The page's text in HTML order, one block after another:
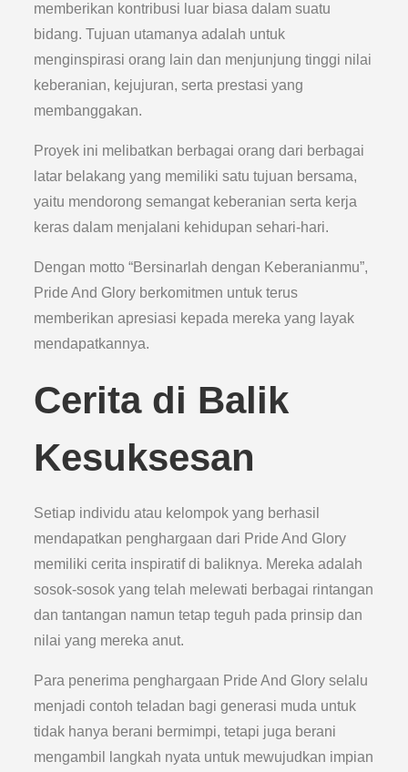
memberikan kontribusi luar biasa dalam suatu
bidang. Tujuan utamanya adalah untuk
menginspirasi orang lain dan menjunjung tinggi nilai
keberanian, kejujuran, serta prestasi yang
membanggakan.
Proyek ini melibatkan berbagai orang dari berbagai
latar belakang yang memiliki satu tujuan bersama,
yaitu mendorong semangat keberanian serta kerja
keras dalam menjalani kehidupan sehari-hari.
Dengan motto “Bersinarlah dengan Keberanianmu”,
Pride And Glory berkomitmen untuk terus
memberikan apresiasi kepada mereka yang layak
mendapatkannya.
Cerita di Balik
Kesuksesan
Setiap individu atau kelompok yang berhasil
mendapatkan penghargaan dari Pride And Glory
memiliki cerita inspiratif di baliknya. Mereka adalah
sosok-sosok yang telah melewati berbagai rintangan
dan tantangan namun tetap teguh pada prinsip dan
nilai yang mereka anut.
Para penerima penghargaan Pride And Glory selalu
menjadi contoh teladan bagi generasi muda untuk
tidak hanya berani bermimpi, tetapi juga berani
mengambil langkah nyata untuk mewujudkan impian